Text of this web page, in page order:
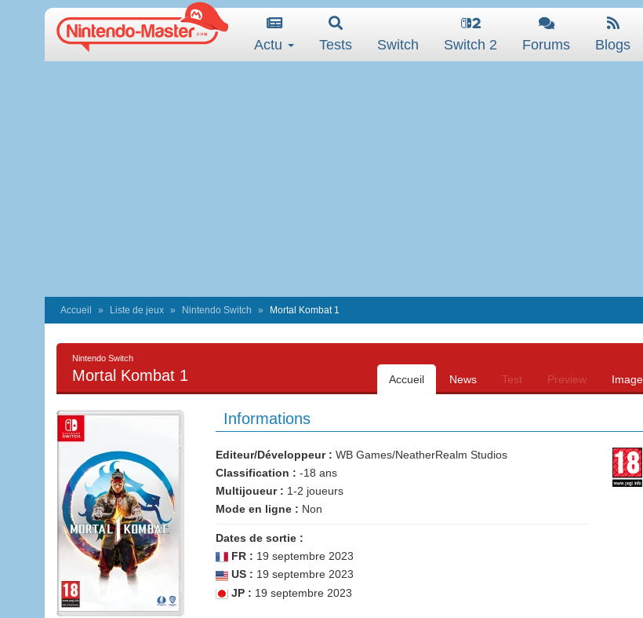
Actu Tests Switch Switch 2 Forums Blogs
Accueil Liste de jeux Nintendo Switch Mortal Kombat 1
Nintendo Switch
Mortal Kombat 1 Accueil News Test Preview
Informations
Editeur/Développeur : WB Games/NeatherRealm Studios
Classification : -18 ans
Multijoueur : 1-2 joueurs
Mode en ligne : Non
Dates de sortie :
FR : 19 septembre 2023
US : 19 septembre 2023
JP : 19 septembre 2023